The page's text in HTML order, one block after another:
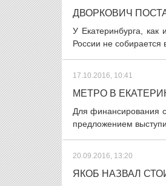
ДВОРКОВИЧ
У Екатеринбурга, как
России не собирается
17.10.2016, 10:41
МЕТРО В
Для финансирования
предложением
20.09.2016, 13:20
ЯКОБ НАЗВАЛ